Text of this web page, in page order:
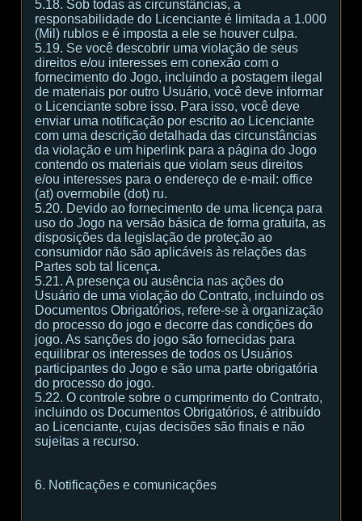
5.18. Sob todas as circunstâncias, a
responsabilidade do Licenciante é limitada a 1.000
(Mil) rublos e é imposta a ele se houver culpa.
5.19. Se você descobrir uma violação de seus
direitos e/ou interesses em conexão com o
fornecimento do Jogo, incluindo a postagem ilegal
de materiais por outro Usuário, você deve informar
o Licenciante sobre isso. Para isso, você deve
enviar uma notificação por escrito ao Licenciante
com uma descrição detalhada das circunstâncias
da violação e um hiperlink para a página do Jogo
contendo os materiais que violam seus direitos
e/ou interesses para o endereço de e-mail: office
(at) overmobile (dot) ru.
5.20. Devido ao fornecimento de uma licença para
uso do Jogo na versão básica de forma gratuita, as
disposições da legislação de proteção ao
consumidor não são aplicáveis às relações das
Partes sob tal licença.
5.21. A presença ou ausência nas ações do
Usuário de uma violação do Contrato, incluindo os
Documentos Obrigatórios, refere-se à organização
do processo do jogo e decorre das condições do
jogo. As sanções do jogo são fornecidas para
equilibrar os interesses de todos os Usuários
participantes do Jogo e são uma parte obrigatória
do processo do jogo.
5.22. O controle sobre o cumprimento do Contrato,
incluindo os Documentos Obrigatórios, é atribuído
ao Licenciante, cujas decisões são finais e não
sujeitas a recurso.
6. Notificações e comunicações